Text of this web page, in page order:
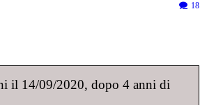
18
il 14/09/2020, dopo 4 anni di